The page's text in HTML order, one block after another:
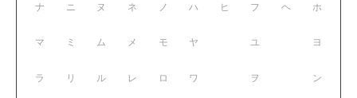
ナ ニ ヌ ネ ノ
マ ミ ム メ モ
ラ リ ル レ ロ
ハ ヒ フ ヘ ホ
ヤ ユ ヨ
ワ ヲ ン